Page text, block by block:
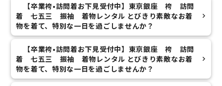
【卒業袴•訪問着お下見受付中】東京銀座 袴 訪問
着 七五三 振袖 着物レンタル とびきり素敵なお着
物を着て、特別な一日を過ごしませんか？
【卒業袴•訪問着お下見受付中】東京銀座 袴 訪問
着 七五三 振袖 着物レンタル とびきり素敵なお着
物を着て、特別な一日を過ごしませんか？